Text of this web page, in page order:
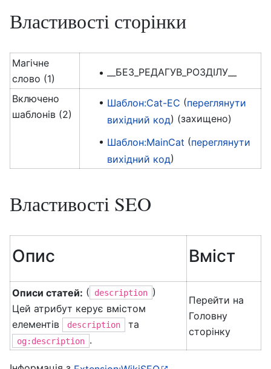
Властивості сторінки
Магічне
слово (1)
__БЕЗ_РЕДАГУВ_РОЗДІЛУ__
Включено
шаблонів (2)
Шаблон:Cat-EC (переглянути
вихідний код) (захищено)
Шаблон:MainCat (переглянути
вихідний код)
Властивості SEO
Опис Вміст
Описи статей: ( description )
Цей атрибут керує вмістом
елементів
description та
og:description .
Перейти на
Головну
сторінку